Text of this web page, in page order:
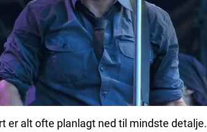
er alt ofte planlagt ned til mindste